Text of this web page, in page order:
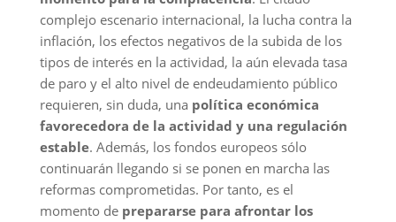
complejo escenario internacional, la lucha contra la
inflación, los efectos negativos de la subida de los
tipos de interés en la actividad, la aún elevada tasa
de paro y el alto nivel de endeudamiento público
requieren, sin duda, una política económica
favorecedora de la actividad y una regulación
estable. Además, los fondos europeos sólo
continuarán llegando si se ponen en marcha las
reformas comprometidas. Por tanto, es el
momento de prepararse para afrontar los